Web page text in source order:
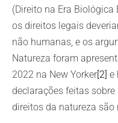
(Direito na Era Biológica
os direitos legais
não humanas, e os
Natureza foram
2022 na New Yorker [2] e
declarações feitas
direitos da natureza são